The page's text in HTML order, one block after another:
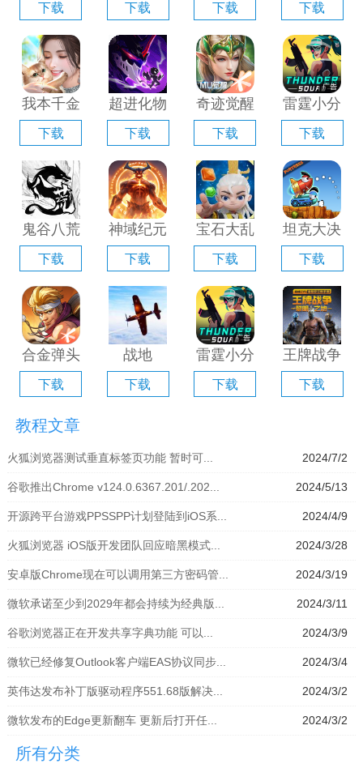
「含模拟
器」
下载
电脑版
「含模拟
器」
下载
「含模拟
器」
下载
版「含模
拟器」
下载
我本千金
手游电脑
版「含模
拟器」
下载
超进化物
语2电脑
版「含模
拟器」
下载
奇迹觉醒
电脑版
「含模拟
器」
下载
雷霆小分
队电脑版
「含模拟
器」
下载
鬼谷八荒
手游电脑
版「含模
拟器」
下载
神域纪元
电脑版
「含模拟
器」
下载
宝石大乱
斗电脑版
「含模拟
器」
下载
坦克大决
战电脑版
「含模拟
器」
下载
合金弹头
觉醒电脑
版「含模
拟器」
下载
战地
1939电
脑版「含
下载
雷霆小分
队电脑版
「含模拟
下载
王牌战争
手游电脑
版「含模
下载
教程文章
2024/7/2
火狐浏览器测试垂直标签页功能 暂时可...
2024/5/13
谷歌推出Chrome v124.0.6367.201/.202...
2024/4/9
开源跨平台游戏PPSSPP计划登陆到iOS系...
2024/3/28
火狐浏览器 iOS版开发团队回应暗黑模式...
2024/3/19
安卓版Chrome现在可以调用第三方密码管...
2024/3/11
微软承诺至少到2029年都会持续为经典版...
2024/3/9
谷歌浏览器正在开发共享字典功能 可以...
2024/3/4
微软已经修复Outlook客户端EAS协议同步...
2024/3/2
英伟达发布补丁版驱动程序551.68版解决...
2024/3/2
微软发布的Edge更新翻车 更新后打开任...
所有分类